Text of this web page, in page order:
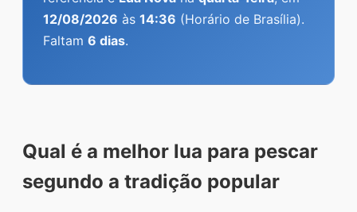
12/08/2026 às 14:36 (Horário de Brasília).
Faltam 6 dias.
Qual é a melhor lua para pescar
segundo a tradição popular